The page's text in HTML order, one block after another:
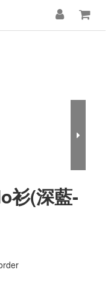
衫(深藍-